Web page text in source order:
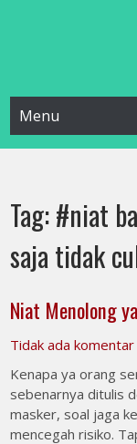
Menu
Tag:#niat
saja tidak
Niat Menolong
Tidak ada komentar
Kenapa ya orang
sebenarnya ditulis
masker, soal jaga
mencegah risiko.